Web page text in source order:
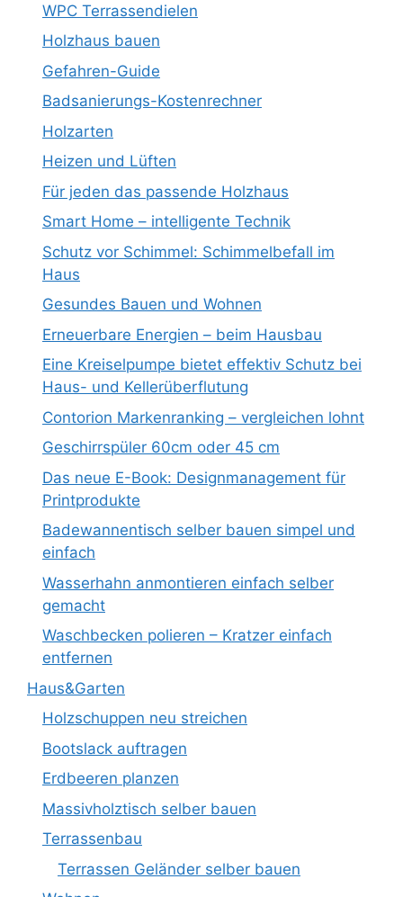
WPC Terrassendielen
Holzhaus bauen
Gefahren-Guide
Badsanierungs-Kostenrechner
Holzarten
Heizen und Lüften
Für jeden das passende Holzhaus
Smart Home – intelligente Technik
Schutz vor Schimmel: Schimmelbefall im
Haus
Gesundes Bauen und Wohnen
Erneuerbare Energien – beim Hausbau
Eine Kreiselpumpe bietet effektiv Schutz bei
Haus- und Kellerüberflutung
Contorion Markenranking – vergleichen lohnt
Geschirrspüler 60cm oder 45 cm
Das neue E-Book: Designmanagement für
Printprodukte
Badewannentisch selber bauen simpel und
einfach
Wasserhahn anmontieren einfach selber
gemacht
Waschbecken polieren – Kratzer einfach
entfernen
Haus&Garten
Holzschuppen neu streichen
Bootslack auftragen
Erdbeeren planzen
Massivholztisch selber bauen
Terrassenbau
Terrassen Geländer selber bauen